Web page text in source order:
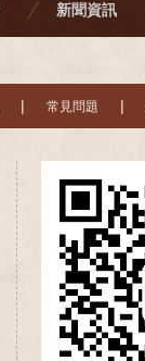
新聞資訊
| 常見問題 |